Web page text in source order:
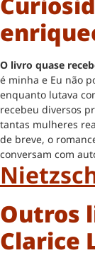
O livro quase
é minha e Eu não
enquanto lutava
recebeu diversos
tantas mulheres
de breve, o
conversam com
Outros
Clarice